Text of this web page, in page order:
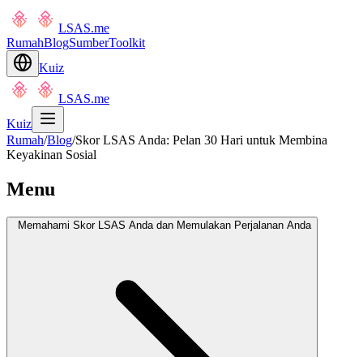
LSAS.me
RumahBlogSumberToolkit
Kuiz
LSAS.me
Kuiz
Rumah/Blog/Skor LSAS Anda: Pelan 30 Hari untuk Membina
Keyakinan Sosial
Menu
Memahami Skor LSAS Anda dan Memulakan Perjalanan Anda